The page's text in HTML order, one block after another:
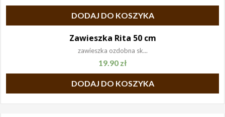
DODAJ DO KOSZYKA
Zawieszka Rita 50 cm
zawieszka ozdobna sk...
19.90 zł
DODAJ DO KOSZYKA